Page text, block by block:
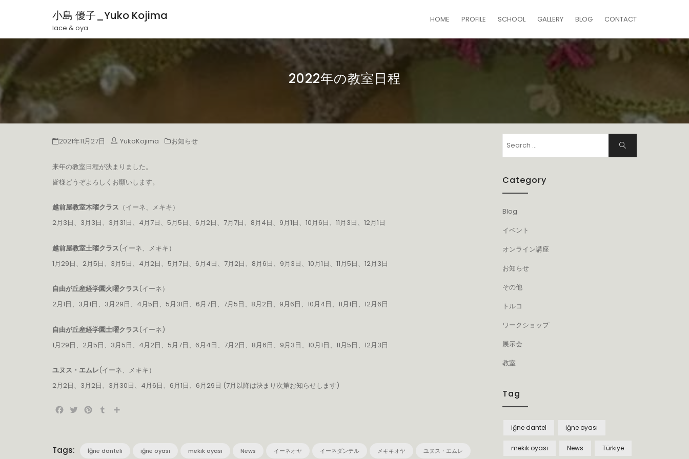
小島 優子_Yuko Kojima
lace & oya
HOME PROFILE SCHOOL GALLERY BLOG CONTACT
2022年の教室日程
2021年11月27日 YukoKojima お知らせ
来年の教室日程が決まりました。
皆様どうぞよろしくお願いします。
越前屋教室木曜クラス （イーネ、メキキ）
2月3日、3月3日、3月31日、4月7日、5月5日、6月2日、7月7日、8月4日、9月1日、10月6日、11月3日、12月1日
越前屋教室土曜クラス(イーネ、メキキ）
1月29日、2月5日、3月5日、4月2日、5月7日、6月4日、7月2日、8月6日、9月3日、10月1日、11月5日、12月3日
自由が丘産経学園火曜クラス(イーネ）
2月1日、3月1日、3月29日、4月5日、5月31日、6月7日、7月5日、8月2日、9月6日、10月4日、11月1日、12月6日
自由が丘産経学園土曜クラス(イーネ)
1月29日、2月5日、3月5日、4月2日、5月7日、6月4日、7月2日、8月6日、9月3日、10月1日、11月5日、12月3日
ユヌス・エムレ(イーネ、メキキ）
2月2日、3月2日、3月30日、4月6日、6月1日、6月29日 (7月以降は決まり次第お知らせします)
Facebook
TwitterPinterest
Tumblr
Tags: İğne danteli iğne oyası mekik oyası News イーネオヤ イーネダンテル メキキオヤ ユヌス・エムレ
Search
for:
Search
Category
Blog
イベント
オンライン講座
お知らせ
その他
トルコ
ワークショップ
展示会
教室
Tag
iğne dantel iğne oyası
mekik oyası News Türkiye